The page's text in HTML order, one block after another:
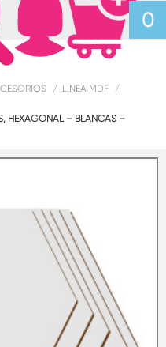
0
LÍNEA MDF
HEXAGONAL – BLANCAS –